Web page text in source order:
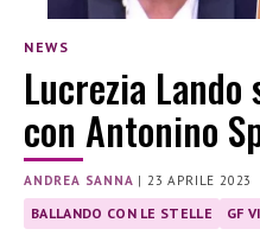
NEWS
Lucrezia
con Antonino
ANDREA SANNA |23 APRILE 2023
BALLANDO CON LE STELLE GF